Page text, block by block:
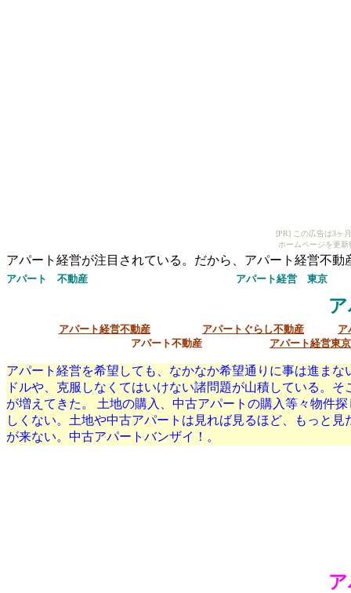
[PR] この広告は3ヶ
ホームページを更
アパート経営が注目されている。だから、アパート経営不
アパート 不動産 アパート経営 東京
アパート経営不動産 アパートぐらし不動産
ア
アパート不動産
アパート経営東京
アパート経営を希望しても、なかなか希望通りに事は進ま
ドルや、克服しなくてはいけない諸問題が山積している。
が増えてきた。 土地の購入、中古アパートの購入等々物件
しくない。土地や中古アパートは見れば見るほど、もっと
が来ない。中古アパートバンザイ！。